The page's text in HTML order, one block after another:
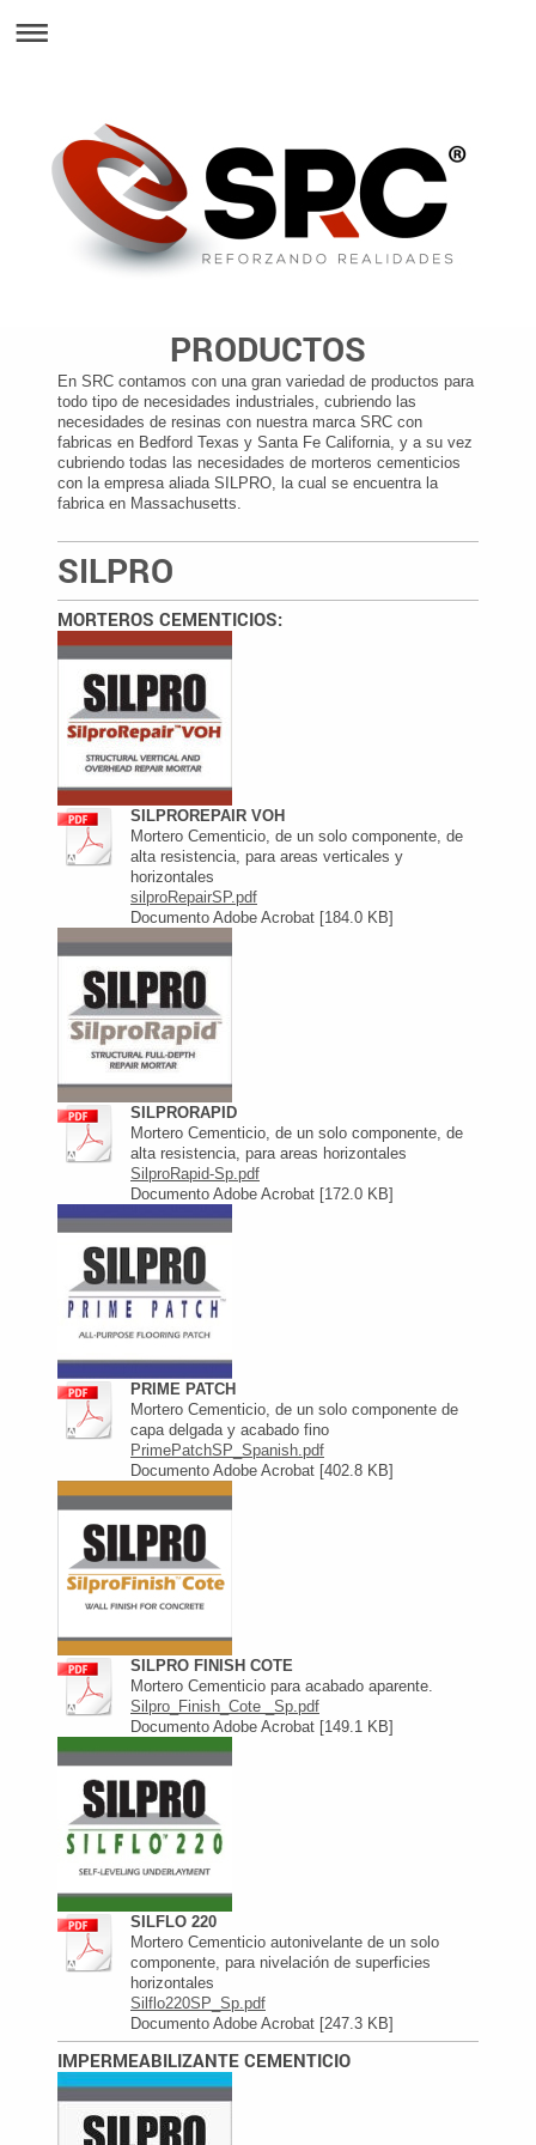
PRODUCTOS
En SRC contamos con una gran variedad de productos para
todo tipo de necesidades industriales, cubriendo las
necesidades de resinas con nuestra marca SRC con
fabricas en Bedford Texas y Santa Fe California, y a su vez
cubriendo todas las necesidades de morteros cementicios
con la empresa aliada SILPRO, la cual se encuentra la
fabrica en Massachusetts.​
SILPRO
MORTEROS CEMENTICIOS:
SILPROREPAIR VOH
Mortero Cementicio, de un solo componente, de
alta resistencia, para areas verticales y
horizontales
silproRepairSP.pdf
Documento Adobe Acrobat [184.0 KB]
SILPRORAPID
Mortero Cementicio, de un solo componente, de
alta resistencia, para areas horizontales
SilproRapid-Sp.pdf
Documento Adobe Acrobat [172.0 KB]
PRIME PATCH
Mortero Cementicio, de un solo componente de
capa delgada y acabado fino
PrimePatchSP_Spanish.pdf
Documento Adobe Acrobat [402.8 KB]
SILPRO FINISH COTE
Mortero Cementicio para acabado aparente.
Silpro_Finish_Cote _Sp.pdf
Documento Adobe Acrobat [149.1 KB]
SILFLO 220
Mortero Cementicio autonivelante de un solo
componente, para nivelación de superficies
horizontales
Silflo220SP_Sp.pdf
Documento Adobe Acrobat [247.3 KB]
IMPERMEABILIZANTE CEMENTICIO